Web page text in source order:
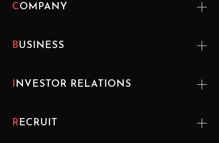
COMPANY
BUSINESS
INVESTOR RELATIONS
RECRUIT